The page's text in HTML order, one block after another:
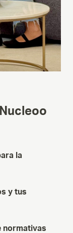
la
y tus
normativas